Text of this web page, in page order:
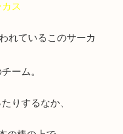
ス
れているこのサーカ
ーム。
りするなか、